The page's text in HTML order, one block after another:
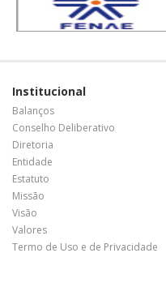
Institucional
Balanços
Conselho Deliberativo
Diretoria
Entidade
Estatuto
Missão
Visão
Valores
Termo de Uso e de Privacidade